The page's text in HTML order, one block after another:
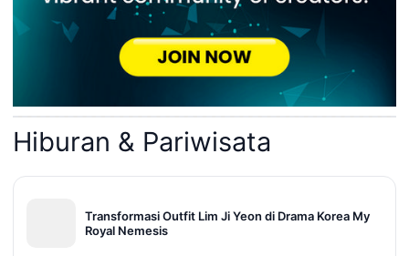
Hiburan & Pariwisata
Transformasi Outfit Lim Ji Yeon di Drama Korea My
Royal Nemesis